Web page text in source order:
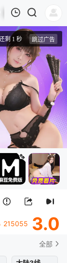
215055 3.0
全部